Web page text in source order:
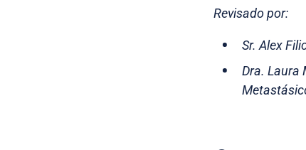
Revisado por:
Sr. Alex
Dra. Laura